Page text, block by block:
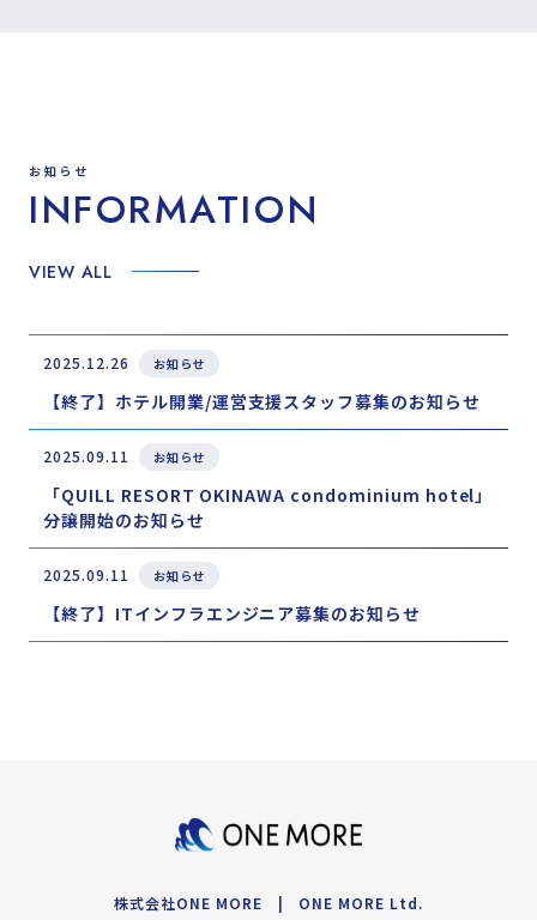
お知らせ
INFORMATION
VIEW ALL
2025.12.26 お知らせ
【終了】ホテル開業/運営支援スタッフ募集のお知らせ
2025.09.11 お知らせ
「QUILL RESORT OKINAWA condominium hotel」
分譲開始のお知らせ
2025.09.11 お知らせ
【終了】ITインフラエンジニア募集のお知らせ
株式会社ONE MORE | ONE MORE Ltd.